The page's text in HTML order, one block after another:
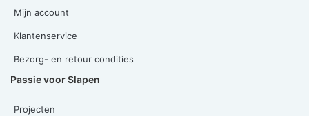
Mijn account
Klantenservice
Bezorg- en retour condities
Passie voor Slapen
Projecten